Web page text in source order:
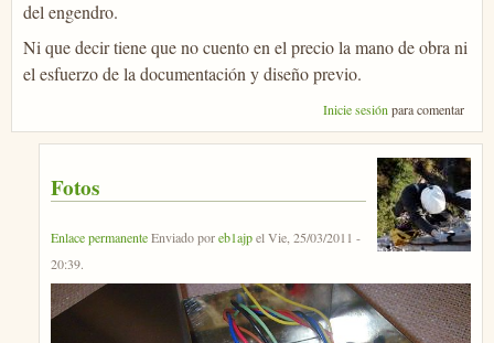
del engendro.
Ni que decir tiene que no cuento en el precio la mano de obra ni
el esfuerzo de la documentación y diseño previo.
Inicie sesión para comentar
Fotos
Enlace permanenteEnviado poreb1ajpelVie, 25/03/2011 -
20:39.